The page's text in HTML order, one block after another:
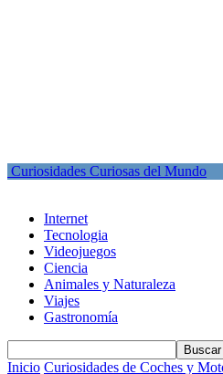
Curiosidades Curiosas del Mundo
Internet
Tecnologia
Videojuegos
Ciencia
Animales y Naturaleza
Viajes
Gastronomía
Inicio Curiosidades de Coches y